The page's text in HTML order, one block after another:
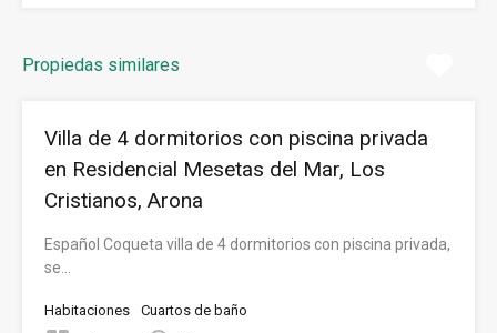
Propiedas similares
Villa de 4 dormitorios con piscina privada
en Residencial Mesetas del Mar, Los
Cristianos, Arona
Español Coqueta villa de 4 dormitorios con piscina privada,
se…
Habitaciones
Cuartos de baño